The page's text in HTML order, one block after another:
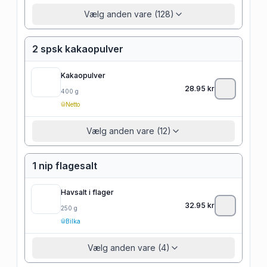
Vælg anden vare (128)
2 spsk kakaopulver
Kakaopulver
400 g
Netto
28.95 kr
Vælg anden vare (12)
1 nip flagesalt
Havsalt i flager
250 g
Bilka
32.95 kr
Vælg anden vare (4)